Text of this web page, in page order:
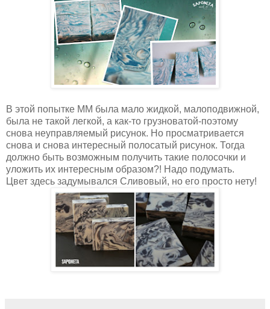
В этой попытке ММ была мало жидкой, малоподвижной,
была не такой легкой, а как-то грузноватой-поэтому
снова неуправляемый рисунок. Но просматривается
снова и снова интересный полосатый рисунок. Тогда
должно быть возможным получить такие полосочки и
уложить их интересным образом?! Надо подумать.
Цвет здесь задумывался Сливовый, но его просто нету!